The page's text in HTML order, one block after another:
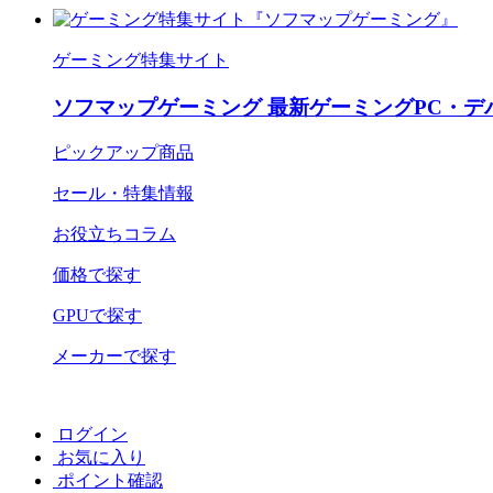
ゲーミング特集サイト
ソフマップゲーミング 最新ゲーミングPC・デ
ピックアップ商品
セール・特集情報
お役立ちコラム
価格で探す
GPUで探す
メーカーで探す
ログイン
お気に入り
ポイント確認